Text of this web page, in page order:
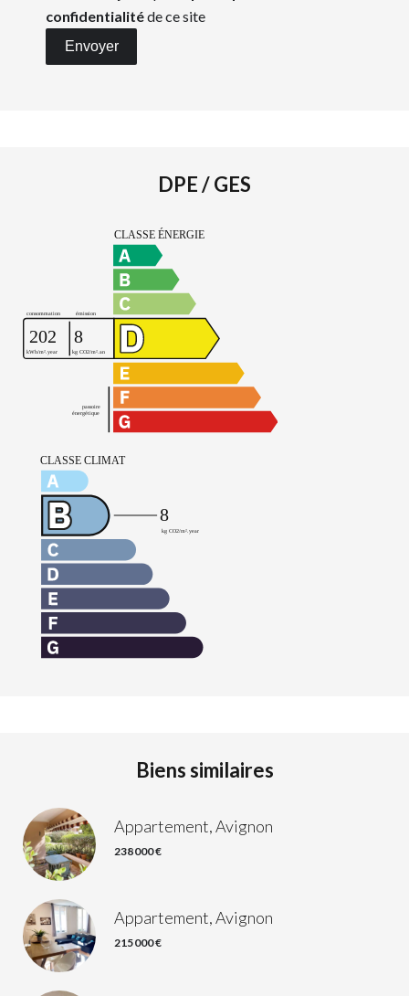
confidentialitéde ce site
Envoyer
DPE / GES
Biens similaires
Appartement, Avignon
238 000 €
Appartement, Avignon
215 000 €